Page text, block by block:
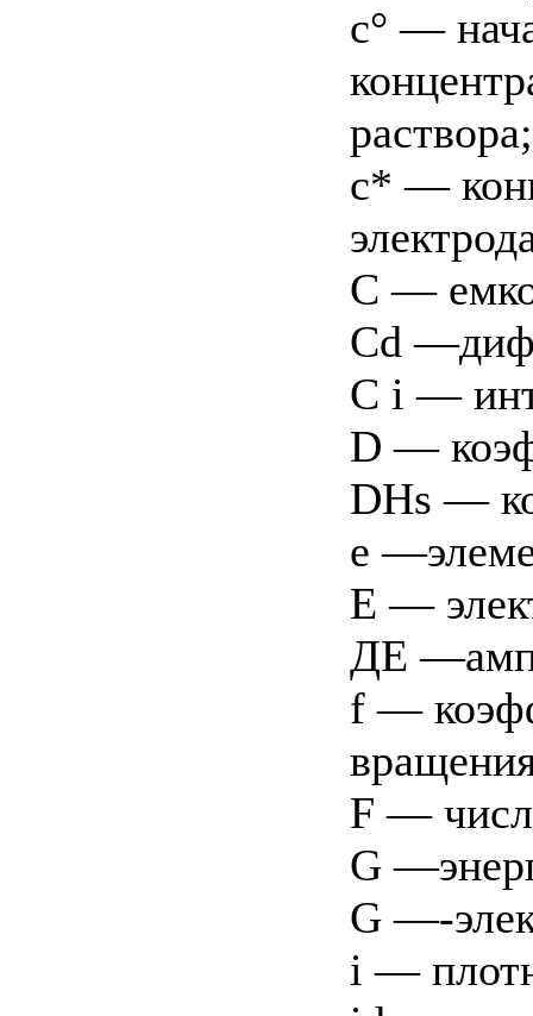
с° —
раствора;
с* —
С —
Cd
С i —
D —
DHs —
е
Е —
ДЕ
f —
F —
G
G —-
i —